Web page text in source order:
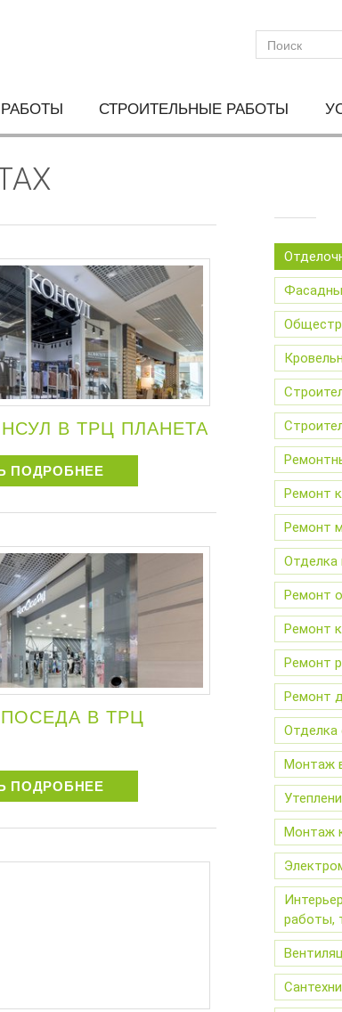
СТРОИТЕЛЬНЫЕ РАБОТЫ
В ТРЦ ПЛАНЕТА
ПОДРОБНЕЕ
В ТРЦ
ПОДРОБНЕЕ
Ремонт
Ремонт
Отделка
Ремонт
Ремонт
Ремонт
Ремонт
Отделка
Монтаж
Монтаж
работы,